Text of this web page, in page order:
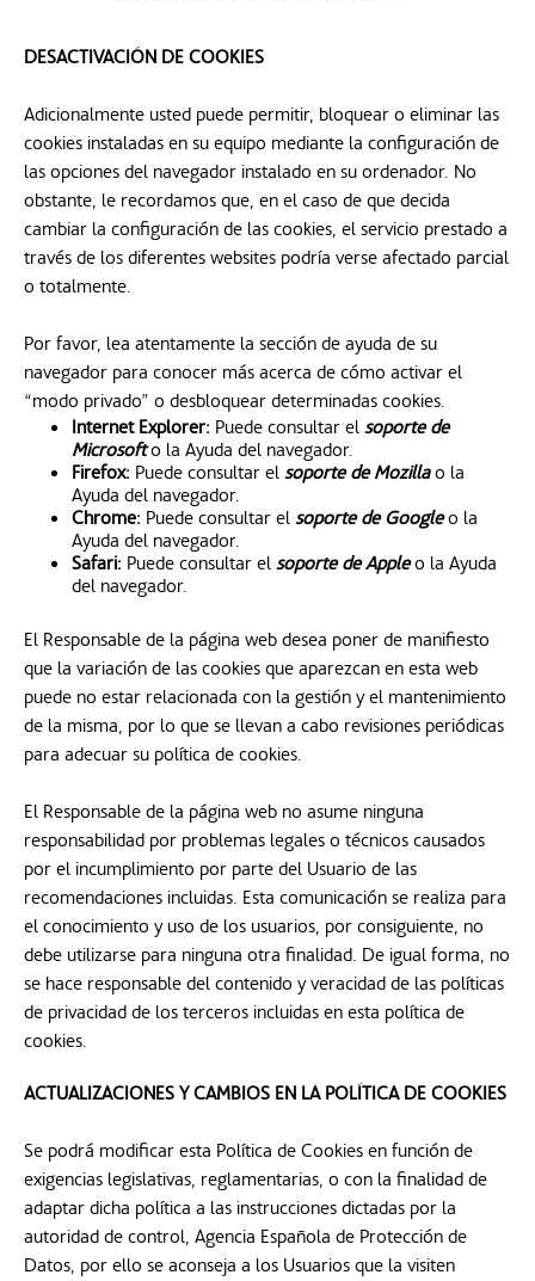
DESACTIVACIÓN DE COOKIES
Adicionalmente usted puede permitir, bloquear o eliminar las
cookies instaladas en su equipo mediante la configuración de
las opciones del navegador instalado en su ordenador. No
obstante, le recordamos que, en el caso de que decida
cambiar la configuración de las cookies, el servicio prestado a
través de los diferentes websites podría verse afectado parcial
o totalmente.
Por favor, lea atentamente la sección de ayuda de su
navegador para conocer más acerca de cómo activar el
“modo privado” o desbloquear determinadas cookies.
Internet Explorer: Puede consultar el soporte de
Microsoftse abre en una pestaña nueva
o la Ayuda del navegador.
Firefox: Puede consultar el soporte de Mozillase abre en
o la
Ayuda del navegador.
Chrome: Puede consultar el soporte de Googlese abre en
o la
Ayuda del navegador.
Safari: Puede consultar el soporte de Applese abre en una
o la Ayuda
del navegador.
El Responsable de la página web desea poner de manifiesto
que la variación de las cookies que aparezcan en esta web
puede no estar relacionada con la gestión y el mantenimiento
de la misma, por lo que se llevan a cabo revisiones periódicas
para adecuar su política de cookies.
El Responsable de la página web no asume ninguna
responsabilidad por problemas legales o técnicos causados
por el incumplimiento por parte del Usuario de las
recomendaciones incluidas. Esta comunicación se realiza para
el conocimiento y uso de los usuarios, por consiguiente, no
debe utilizarse para ninguna otra finalidad. De igual forma, no
se hace responsable del contenido y veracidad de las políticas
de privacidad de los terceros incluidas en esta política de
cookies.
ACTUALIZACIONES Y CAMBIOS EN LA POLÍTICA DE COOKIES
Se podrá modificar esta Política de Cookies en función de
exigencias legislativas, reglamentarias, o con la finalidad de
adaptar dicha política a las instrucciones dictadas por la
autoridad de control, Agencia Española de Protección de
Datos, por ello se aconseja a los Usuarios que la visiten